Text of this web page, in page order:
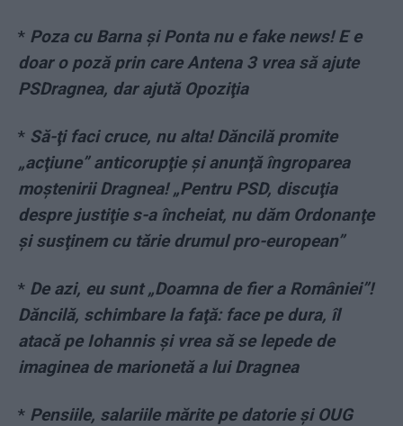
* Poza cu Barna şi Ponta nu e fake news! E e
doar o poză prin care Antena 3 vrea să ajute
PSDragnea, dar ajută Opoziţia
* Să-ţi faci cruce, nu alta! Dăncilă promite
„acţiune” anticorupţie şi anunţă îngroparea
moştenirii Dragnea! „Pentru PSD, discuţia
despre justiţie s-a încheiat, nu dăm Ordonanţe
şi susţinem cu tărie drumul pro-european”
* De azi, eu sunt „Doamna de fier a României”!
Dăncilă, schimbare la faţă: face pe dura, îl
atacă pe Iohannis şi vrea să se lepede de
imaginea de marionetă a lui Dragnea
* Pensiile, salariile mărite pe datorie şi OUG